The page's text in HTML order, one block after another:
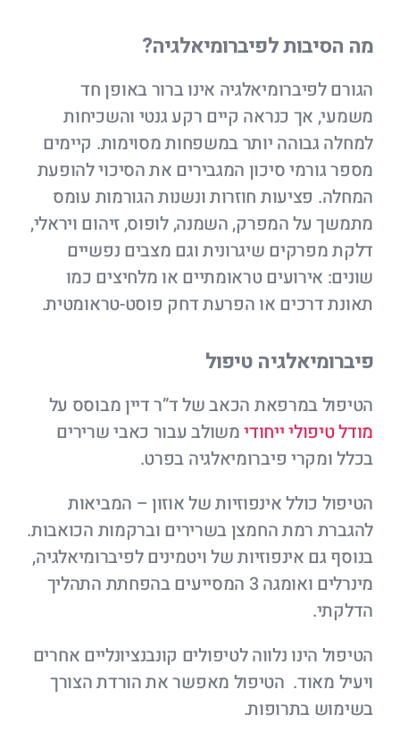
מה הסיבות לפיברומיאלגיה?
הגורם לפיברומיאלגיה אינו ברור באופן חד
משמעי, אך כנראה קיים רקע גנטי והשכיחות
למחלה גבוהה יותר במשפחות מסוימות. קיימים
מספר גורמי סיכון המגבירים את הסיכוי להופעת
המחלה. פציעות חוזרות ונשנות הגורמות עומס
מתמשך על המפרק, השמנה, לופוס, זיהום ויראלי,
דלקת מפרקים שיגרונית וגם מצבים נפשיים
שונים: אירועים טראומתיים או מלחיצים כמו
תאונת דרכים או הפרעת דחק פוסט-טראומטית.
פיברומיאלגיה טיפול
הטיפול במרפאת הכאב של ד”ר דיין מבוסס על
מודל טיפולי ייחודימשולב עבור כאבי שרירים
בכלל ומקרי פיברומיאלגיה בפרט.
הטיפול כולל אינפוזיות של אוזון – המביאות
להגברת רמת החמצן בשרירים וברקמות הכואבות.
בנוסף גם אינפוזיות של ויטמינים לפיברומיאלגיה,
מינרלים ואומגה 3 המסייעים בהפחתת התהליך
הדלקתי.
הטיפול הינו נלווה לטיפולים קונבנציונליים אחרים
ויעיל מאוד. הטיפול מאפשר את הורדת הצורך
בשימוש בתרופות.